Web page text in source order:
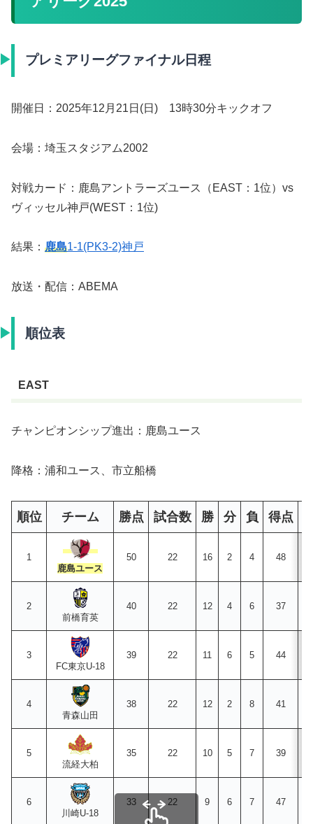
プレミアリーグファイナル日程
開催日：2025年12月21日(日) 13時30分キックオフ
会場：埼玉スタジアム2002
対戦カード：鹿島アントラーズユース（EAST：1位）vs
ヴィッセル神戸(WEST：1位)
結果： 鹿島1-1(PK3-2)神戸
放送・配信：ABEMA
順位表
EAST
チャンピオンシップ進出：鹿島ユース
降格：浦和ユース、市立船橋
順位 チーム 勝点 試合数 勝 分 負 得点
1
鹿島ユース
50 22 16 2 4 48
2
前橋育英
40 22 12 4 6 37
3
FC東京U-18
39 22 11 6 5 44
4
青森山田
38 22 12 2 8 41
5
流経大柏
35 22 10 5 7 39
6
川崎U-18
33 22 9 6 7 47